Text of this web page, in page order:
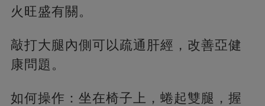
火旺盛有關。
敲打大腿內側可以疏通肝經，改善亞健
康問題。
如何操作：坐在椅子上，蜷起雙腿，握